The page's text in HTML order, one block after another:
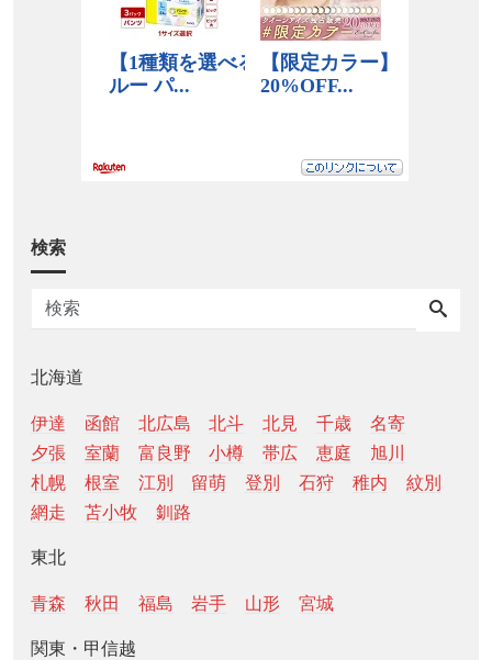
検索
北海道
伊達 函館 北広島 北斗 北見 千歳
名寄
夕張
室蘭 富良野 小樽 帯広 恵庭
旭川
札幌
根室 江別 留萌 登別 石狩 稚内
紋別
網走
苫小牧 釧路
東北
青森 秋田 福島 岩手 山形 宮城
関東・甲信越